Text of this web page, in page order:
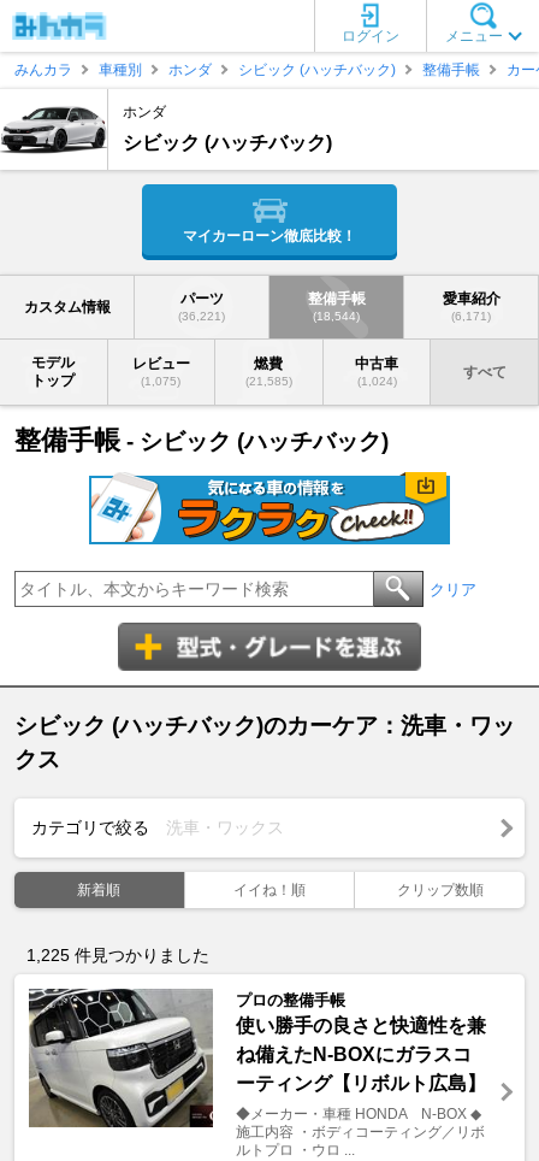
メニュー
ログイン
みんカラ
車種別 ホンダ シビック (ハッチバック) 整備手帳 カー
ホンダ
シビック (ハッチバック)
マイカーローン徹底比較！
カスタム情報 パーツ
(36,221)
整備手帳
(18,544)
愛車紹介
(6,171)
モデル
トップ
レビュー
(1,075)
燃費
(21,585)
中古車
(1,024)
すべて
整備手帳 - シビック (ハッチバック)
クリア
シビック (ハッチバック)のカーケア：洗車・ワッ
クス
カテゴリで絞る 洗車・ワックス
新着順 イイね！順 クリップ数順
1,225 件見つかりました
プロの整備手帳
使い勝手の良さと快適性を兼
ね備えたN-BOXにガラスコ
ーティング【リボルト広島】
◆メーカー・車種 HONDA N-BOX ◆
施工内容 ・ボディコーティング／リボ
ルトプロ ・ウロ ...